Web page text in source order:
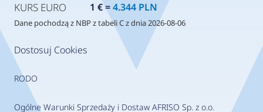
Dostosuj Cookies
RODO
Ogólne Warunki Sprzedaży i Dostaw AFRISO Sp. z o.o.
KURS EURO 1 € =4.344 PLN
Dane pochodzą z NBP z tabeli C z dnia 2026-08-06